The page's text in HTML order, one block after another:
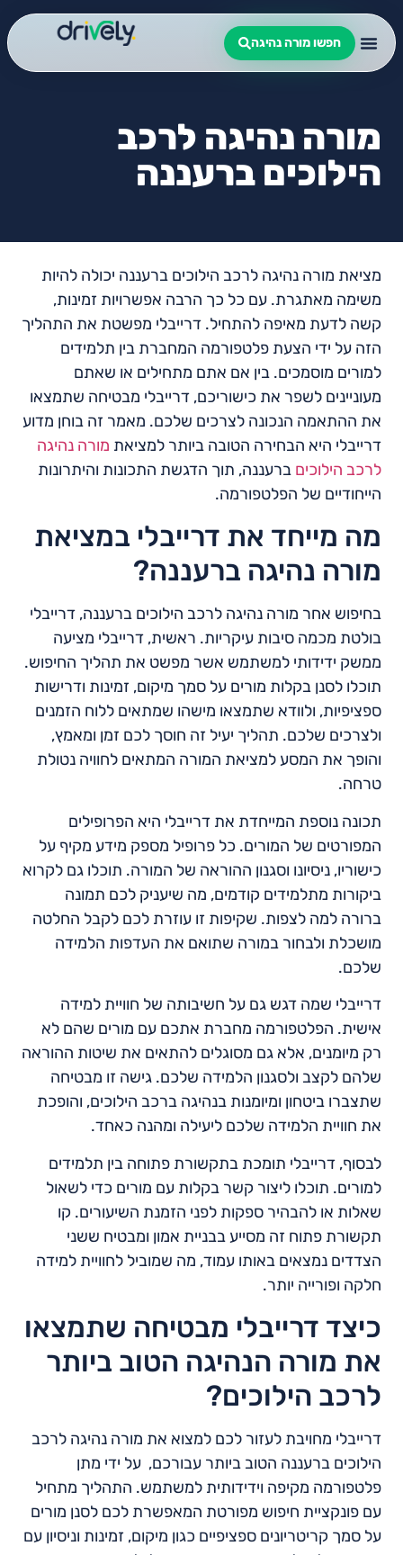
חפשו מורה נהיגה
מורה נהיגה לרכב
הילוכים ברעננה
מציאת מורה נהיגה לרכב הילוכים ברעננה יכולה להיות
משימה מאתגרת. עם כל כך הרבה אפשרויות זמינות,
קשה לדעת מאיפה להתחיל. דרייבלי מפשטת את התהליך
הזה על ידי הצעת פלטפורמה המחברת בין תלמידים
למורים מוסמכים. בין אם אתם מתחילים או שאתם
מעוניינים לשפר את כישוריכם, דרייבלי מבטיחה שתמצאו
את ההתאמה הנכונה לצרכים שלכם. מאמר זה בוחן מדוע
דרייבלי היא הבחירה הטובה ביותר למציאת מורה נהיגה
לרכב הילוכים ברעננה, תוך הדגשת התכונות והיתרונות
הייחודיים של הפלטפורמה.
מה מייחד את דרייבלי במציאת
מורה נהיגה ברעננה?
בחיפוש אחר מורה נהיגה לרכב הילוכים ברעננה, דרייבלי
בולטת מכמה סיבות עיקריות. ראשית, דרייבלי מציעה
ממשק ידידותי למשתמש אשר מפשט את תהליך החיפוש.
תוכלו לסנן בקלות מורים על סמך מיקום, זמינות ודרישות
ספציפיות, ולוודא שתמצאו מישהו שמתאים ללוח הזמנים
ולצרכים שלכם. תהליך יעיל זה חוסך לכם זמן ומאמץ,
והופך את המסע למציאת המורה המתאים לחוויה נטולת
טרחה.
תכונה נוספת המייחדת את דרייבלי היא הפרופילים
המפורטים של המורים. כל פרופיל מספק מידע מקיף על
כישוריו, ניסיונו וסגנון ההוראה של המורה. תוכלו גם לקרוא
ביקורות מתלמידים קודמים, מה שיעניק לכם תמונה
ברורה למה לצפות. שקיפות זו עוזרת לכם לקבל החלטה
מושכלת ולבחור במורה שתואם את העדפות הלמידה
שלכם.
דרייבלי שמה דגש גם על חשיבותה של חוויית למידה
אישית. הפלטפורמה מחברת אתכם עם מורים שהם לא
רק מיומנים, אלא גם מסוגלים להתאים את שיטות ההוראה
שלהם לקצב ולסגנון הלמידה שלכם. גישה זו מבטיחה
שתצברו ביטחון ומיומנות בנהיגה ברכב הילוכים, והופכת
את חוויית הלמידה שלכם ליעילה ומהנה כאחד.
לבסוף, דרייבלי תומכת בתקשורת פתוחה בין תלמידים
למורים. תוכלו ליצור קשר בקלות עם מורים כדי לשאול
שאלות או להבהיר ספקות לפני הזמנת השיעורים. קו
תקשורת פתוח זה מסייע בבניית אמון ומבטיח ששני
הצדדים נמצאים באותו עמוד, מה שמוביל לחוויית למידה
חלקה ופורייה יותר.
כיצד דרייבלי מבטיחה שתמצאו
את מורה הנהיגה הטוב ביותר
לרכב הילוכים?
דרייבלי מחויבת לעזור לכם למצוא את מורה נהיגה לרכב
הילוכים ברעננה הטוב ביותר עבורכם, על ידי מתן
פלטפורמה מקיפה וידידותית למשתמש. התהליך מתחיל
עם פונקציית חיפוש מפורטת המאפשרת לכם לסנן מורים
על סמך קריטריונים ספציפיים כגון מיקום, זמינות וניסיון עם